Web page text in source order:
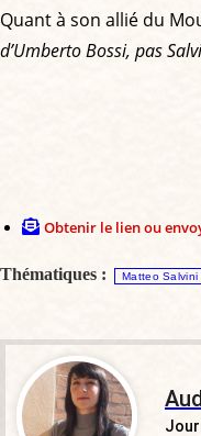
Quant à son allié du
d’Umberto Bossi, pas
Obtenir le lien ou
Thématiques : Matteo Salvini